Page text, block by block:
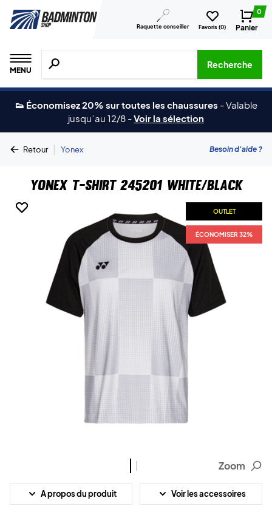
Raquette conseiller Favoris (0)
0
Panier
MENU
Recherche de produits, de marques, etc.
Recherche
👟 Économisez 20% sur toutes les chaussures -Valable
jusqu´au 12/8 -Voir la sélection
Retour | Yonex Besoin d'aide ?
Yonex T-shirt 245201 White/Black
OUTLET
ÉCONOMISER 32%
OUTLET
ÉCONOMISER 32%
Zoom
A propos du produit Voir les accessoires